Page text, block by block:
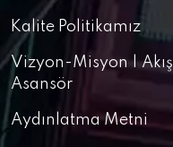
Kalite Politikamız
Vizyon-Misyon | Akış
Asansör
Aydınlatma Metni